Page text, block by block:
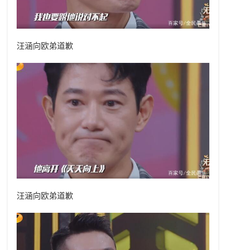
汪涵向欧弟道歉
汪涵向欧弟道歉